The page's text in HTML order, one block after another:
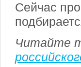
Сейчас
Читайте